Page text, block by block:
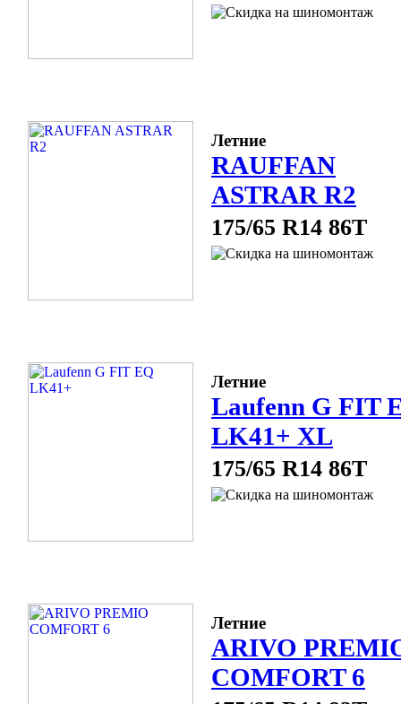
Летние
RAUFFAN
ASTRAR R2
175/65 R14 86T
Летние
Laufenn G FIT
LK41+ XL
175/65 R14 86T
Летние
ARIVO
COMFORT 6